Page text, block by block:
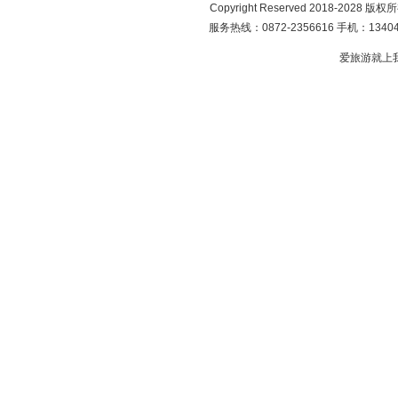
Copyright Reserved 2018-2028 版权
服务热线：0872-2356616 手机：
爱旅游就上